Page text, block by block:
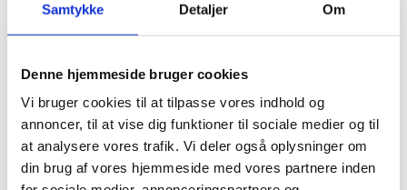
Samtykke Detaljer Om
Denne hjemmeside bruger cookies
Vi bruger cookies til at tilpasse vores indhold og
annoncer, til at vise dig funktioner til sociale medier og til
at analysere vores trafik. Vi deler også oplysninger om
din brug af vores hjemmeside med vores partnere inden
klimaet kan ikke følge med.
Ved hver især at give vores ting nyt liv er
på jordens knappe ressourcer.
Du gør en forskel hver dag ved at passe
godt på dine ting og aflevere
dem til genbrug, så andre kan få gavn af
dem og ved at sortere dit affald